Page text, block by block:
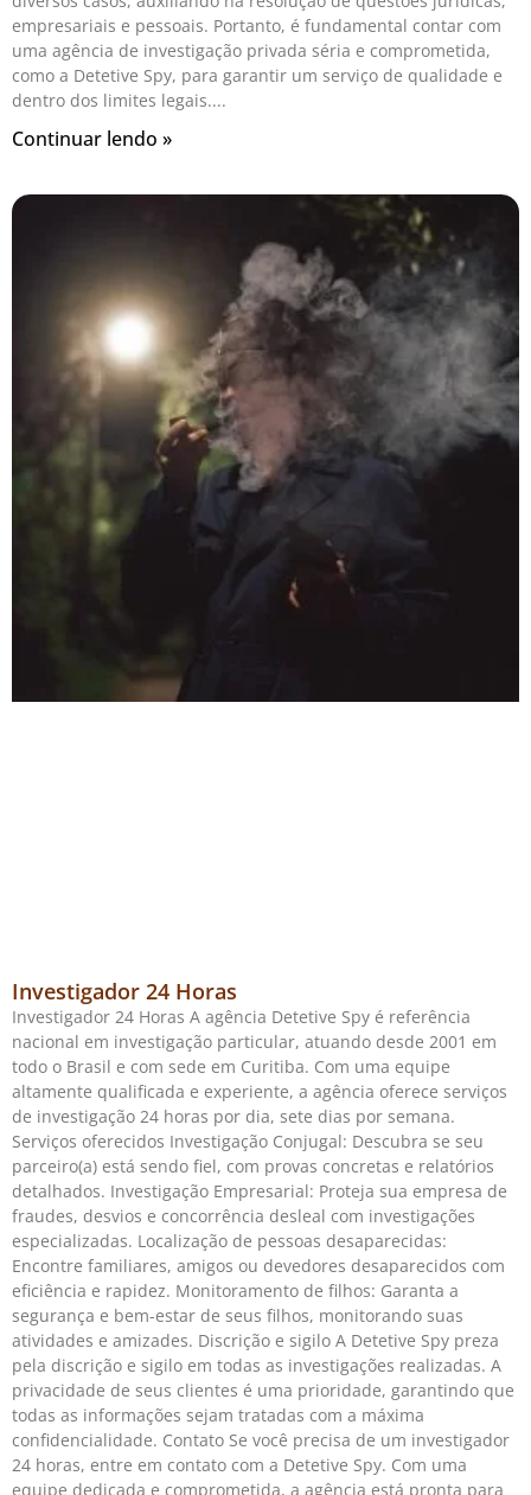
empresariais e pessoais. Portanto, é fundamental contar com
uma agência de investigação privada séria e comprometida,
como a Detetive Spy, para garantir um serviço de qualidade e
dentro dos limites legais.
Continuar lendo »
Investigador 24 Horas
Investigador 24 Horas A agência Detetive Spy é referência
nacional em investigação particular, atuando desde 2001 em
todo o Brasil e com sede em Curitiba. Com uma equipe
altamente qualificada e experiente, a agência oferece serviços
de investigação 24 horas por dia, sete dias por semana.
Serviços oferecidos Investigação Conjugal: Descubra se seu
parceiro(a) está sendo fiel, com provas concretas e relatórios
detalhados. Investigação Empresarial: Proteja sua empresa de
fraudes, desvios e concorrência desleal com investigações
especializadas. Localização de pessoas desaparecidas:
Encontre familiares, amigos ou devedores desaparecidos com
eficiência e rapidez. Monitoramento de filhos: Garanta a
segurança e bem-estar de seus filhos, monitorando suas
atividades e amizades. Discrição e sigilo A Detetive Spy preza
pela discrição e sigilo em todas as investigações realizadas. A
privacidade de seus clientes é uma prioridade, garantindo que
todas as informações sejam tratadas com a máxima
confidencialidade. Contato Se você precisa de um investigador
24 horas, entre em contato com a Detetive Spy. Com uma
equipe dedicada e comprometida, a agência está pronta para